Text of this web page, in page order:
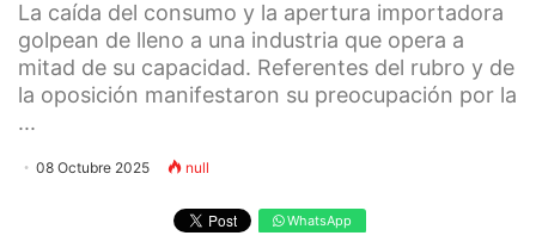
La caída del consumo y la apertura importadora
golpean de lleno a una industria que opera a
mitad de su capacidad. Referentes del rubro y de
la oposición manifestaron su preocupación por la
...
08 Octubre 2025 null
WhatsApp